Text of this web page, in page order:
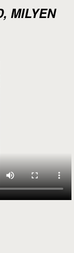
MILYEN